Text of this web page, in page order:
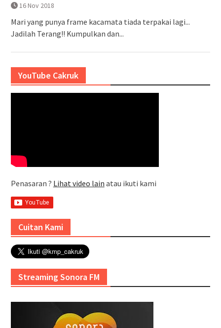
16 Nov 2018
Mari yang punya frame kacamata tiada terpakai lagi...
Jadilah Terang!! Kumpulkan dan...
YouTube Cakruk
Penasaran ? Lihat video lain atau ikuti kami
Cuitan Kami
Streaming Sonora FM